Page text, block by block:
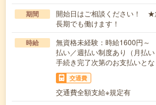
期間
開始日はご相談ください！
長期でも働けます！
時給
無資格未経験：時給1600円
払い／週払い制度あり（月払
手続き完了次第のお支払いとな
交通費
交通費全額支給※規定有